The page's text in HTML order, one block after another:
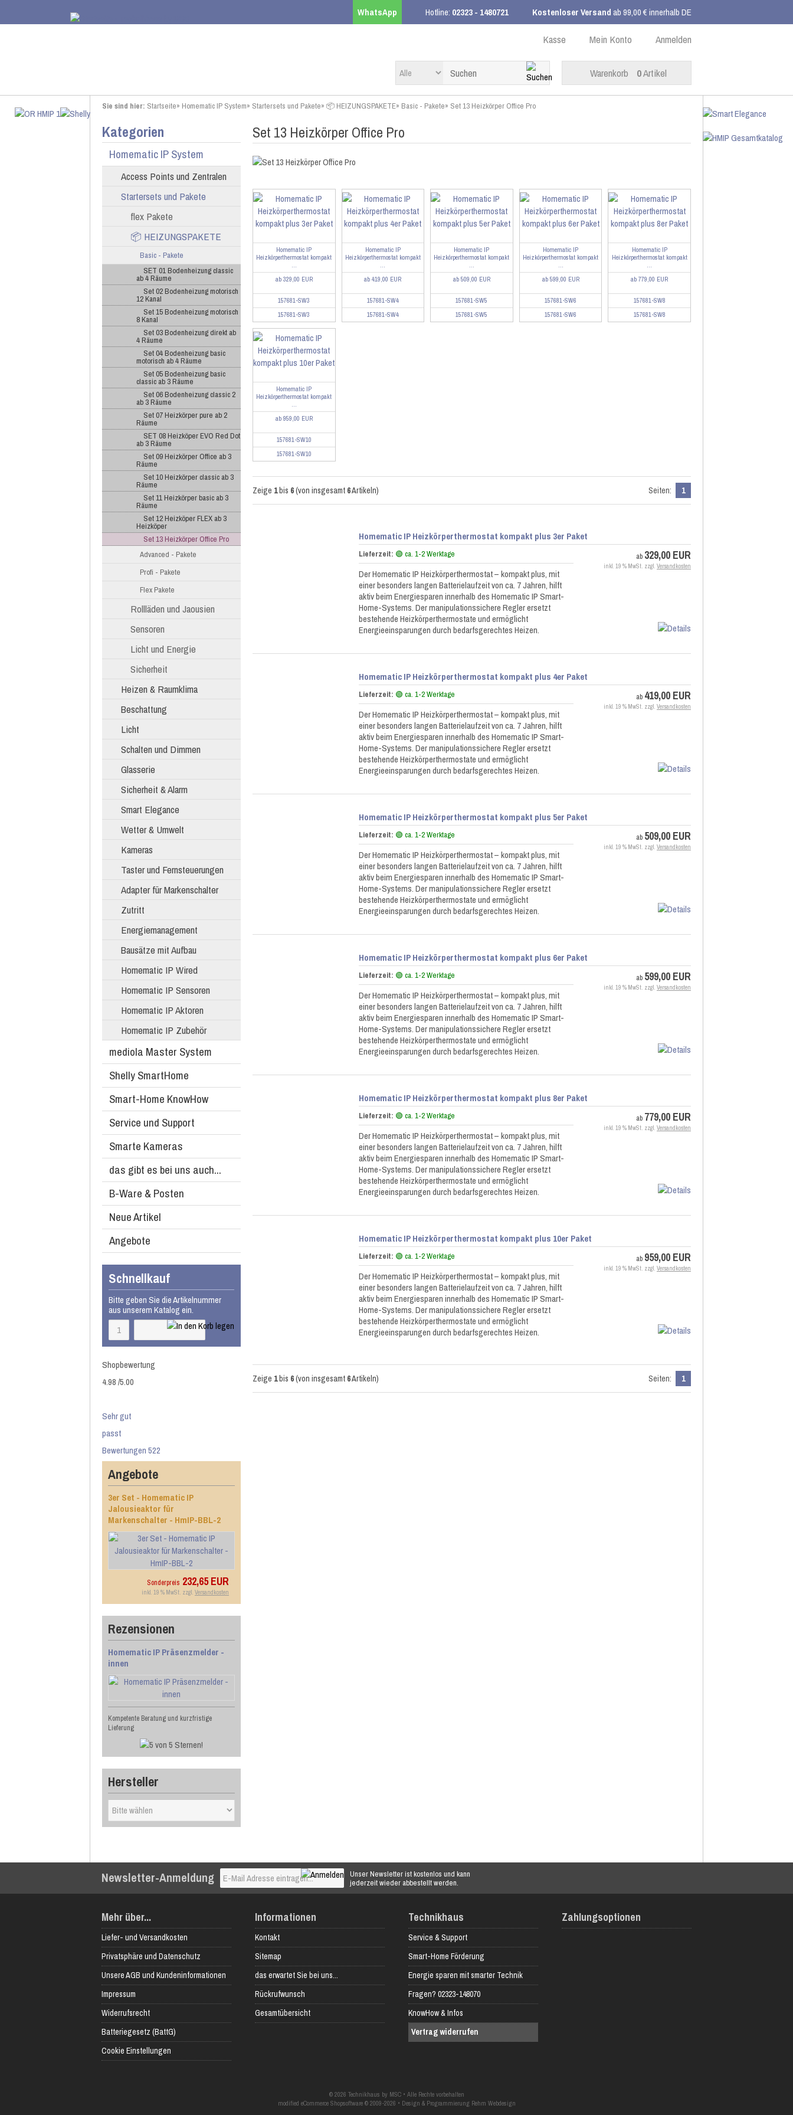
WhatsApp Hotline: 02323 - 1480721 Kostenloser Versandab 99,00 € innerhalb DE
Anmelden
Mein Konto
Kasse
Warenkorb 0Artikel
Sie sind hier: Startseite» Homematic IP System» Startersets und Pakete» 📦 HEIZUNGSPAKETE» Basic - Pakete» Set 13 Heizkörper Office Pro
Kategorien
Homematic IP System
Access Points und Zentralen
Startersets und Pakete
flex Pakete
📦 HEIZUNGSPAKETE
Basic - Pakete
SET 01 Bodenheizung classic
ab 4 Räume
Set 02 Bodenheizung motorisch
12 Kanal
Set 15 Bodenheizung motorisch
8 Kanal
Set 03 Bodenheizung direkt ab
4 Räume
Set 04 Bodenheizung basic
motorisch ab 4 Räume
Set 05 Bodenheizung basic
classic ab 3 Räume
Set 06 Bodenheizung classic 2
ab 3 Räume
Set 07 Heizkörper pure ab 2
Räume
SET 08 Heizköper EVO Red Dot
ab 3 Räume
Set 09 Heizkörper Office ab 3
Räume
Set 10 Heizkörper classic ab 3
Räume
Set 11 Heizkörper basic ab 3
Räume
Set 12 Heizköper FLEX ab 3
Heizköper
Set 13 Heizkörper Office Pro
Advanced - Pakete
Profi - Pakete
Flex Pakete
Rollläden und Jaousien
Sensoren
Licht und Energie
Sicherheit
Heizen & Raumklima
Beschattung
Licht
Schalten und Dimmen
Glasserie
Sicherheit & Alarm
Smart Elegance
Wetter & Umwelt
Kameras
Taster und Fernsteuerungen
Adapter für Markenschalter
Zutritt
Energiemanagement
Bausätze mit Aufbau
Homematic IP Wired
Homematic IP Sensoren
Homematic IP Aktoren
Homematic IP Zubehör
mediola Master System
Shelly SmartHome
Smart-Home KnowHow
Service und Support
Smarte Kameras
das gibt es bei uns auch...
B-Ware & Posten
Neue Artikel
Angebote
Schnellkauf
Bitte geben Sie die Artikelnummer
aus unserem Katalog ein.
Shopbewertung
4.98/5.00
Sehr gut
passt
Bewertungen 522
Angebote
3er Set - Homematic IP
Jalousieaktor für
Markenschalter - HmIP-BBL-2
Sonderpreis 232,65 EUR
inkl. 19 % MwSt. zzgl. Versandkosten
Rezensionen
Homematic IP Präsenzmelder -
innen
Kompetente Beratung und kurzfristige
Lieferung
Hersteller
Set 13 Heizkörper Office Pro
Homematic IP
Heizkörperthermostat kompakt
...
ab 329,00 EUR
157681-SW3
157681-SW3
Homematic IP
Heizkörperthermostat kompakt
...
ab 419,00 EUR
157681-SW4
157681-SW4
Homematic IP
Heizkörperthermostat kompakt
...
ab 509,00 EUR
157681-SW5
157681-SW5
Homematic IP
Heizkörperthermostat kompakt
...
ab 599,00 EUR
157681-SW6
157681-SW6
Homematic IP
Heizkörperthermostat kompakt
...
ab 779,00 EUR
157681-SW8
157681-SW8
Homematic IP
Heizkörperthermostat kompakt
...
ab 959,00 EUR
157681-SW10
157681-SW10
Zeige 1bis 6(von insgesamt 6Artikeln) Seiten: 1
Homematic IP Heizkörperthermostat kompakt plus 3er Paket
Lieferzeit: 🟢 ca. 1-2 Werktage
Der Homematic IP Heizkörperthermostat – kompakt plus, mit
einer besonders langen Batterielaufzeit von ca. 7 Jahren, hilft
aktiv beim Energiesparen innerhalb des Homematic IP Smart-
Home-Systems. Der manipulationssichere Regler ersetzt
bestehende Heizkörperthermostate und ermöglicht
Energieeinsparungen durch bedarfsgerechtes Heizen.
ab 329,00 EUR
inkl. 19 % MwSt. zzgl. Versandkosten
Homematic IP Heizkörperthermostat kompakt plus 4er Paket
Lieferzeit: 🟢 ca. 1-2 Werktage
Der Homematic IP Heizkörperthermostat – kompakt plus, mit
einer besonders langen Batterielaufzeit von ca. 7 Jahren, hilft
aktiv beim Energiesparen innerhalb des Homematic IP Smart-
Home-Systems. Der manipulationssichere Regler ersetzt
bestehende Heizkörperthermostate und ermöglicht
Energieeinsparungen durch bedarfsgerechtes Heizen.
ab 419,00 EUR
inkl. 19 % MwSt. zzgl. Versandkosten
Homematic IP Heizkörperthermostat kompakt plus 5er Paket
Lieferzeit: 🟢 ca. 1-2 Werktage
Der Homematic IP Heizkörperthermostat – kompakt plus, mit
einer besonders langen Batterielaufzeit von ca. 7 Jahren, hilft
aktiv beim Energiesparen innerhalb des Homematic IP Smart-
Home-Systems. Der manipulationssichere Regler ersetzt
bestehende Heizkörperthermostate und ermöglicht
Energieeinsparungen durch bedarfsgerechtes Heizen.
ab 509,00 EUR
inkl. 19 % MwSt. zzgl. Versandkosten
Homematic IP Heizkörperthermostat kompakt plus 6er Paket
Lieferzeit: 🟢 ca. 1-2 Werktage
Der Homematic IP Heizkörperthermostat – kompakt plus, mit
einer besonders langen Batterielaufzeit von ca. 7 Jahren, hilft
aktiv beim Energiesparen innerhalb des Homematic IP Smart-
Home-Systems. Der manipulationssichere Regler ersetzt
bestehende Heizkörperthermostate und ermöglicht
Energieeinsparungen durch bedarfsgerechtes Heizen.
ab 599,00 EUR
inkl. 19 % MwSt. zzgl. Versandkosten
Homematic IP Heizkörperthermostat kompakt plus 8er Paket
Lieferzeit: 🟢 ca. 1-2 Werktage
Der Homematic IP Heizkörperthermostat – kompakt plus, mit
einer besonders langen Batterielaufzeit von ca. 7 Jahren, hilft
aktiv beim Energiesparen innerhalb des Homematic IP Smart-
Home-Systems. Der manipulationssichere Regler ersetzt
bestehende Heizkörperthermostate und ermöglicht
Energieeinsparungen durch bedarfsgerechtes Heizen.
ab 779,00 EUR
inkl. 19 % MwSt. zzgl. Versandkosten
Homematic IP Heizkörperthermostat kompakt plus 10er Paket
Lieferzeit: 🟢 ca. 1-2 Werktage
Der Homematic IP Heizkörperthermostat – kompakt plus, mit
einer besonders langen Batterielaufzeit von ca. 7 Jahren, hilft
aktiv beim Energiesparen innerhalb des Homematic IP Smart-
Home-Systems. Der manipulationssichere Regler ersetzt
bestehende Heizkörperthermostate und ermöglicht
Energieeinsparungen durch bedarfsgerechtes Heizen.
ab 959,00 EUR
inkl. 19 % MwSt. zzgl. Versandkosten
Zeige 1bis 6(von insgesamt 6Artikeln) Seiten: 1
Newsletter-Anmeldung
Unser Newsletter ist kostenlos und kann
jederzeit wieder abbestellt werden.
Mehr über...
Liefer- und Versandkosten
Privatsphäre und Datenschutz
Unsere AGB und Kundeninformationen
Impressum
Widerrufsrecht
Batteriegesetz (BattG)
Cookie Einstellungen
Informationen
Kontakt
Sitemap
das erwartet Sie bei uns...
Rückrufwunsch
Gesamtübersicht
Technikhaus
Service & Support
Smart-Home Förderung
Energie sparen mit smarter Technik
Fragen? 02323-148070
KnowHow & Infos
Vertrag widerrufen
Zahlungsoptionen
© 2026 Technikhaus by MSC • Alle Rechte vorbehalten
modified eCommerce Shopsoftware © 2009-2026 • Design & Programmierung Rehm Webdesign